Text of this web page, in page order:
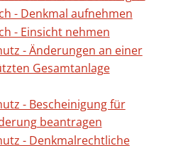
- Denkmal aufnehmen
- Einsicht nehmen
- Änderungen an einer
Gesamtanlage
- Bescheinigung für
beantragen
- Denkmalrechtliche